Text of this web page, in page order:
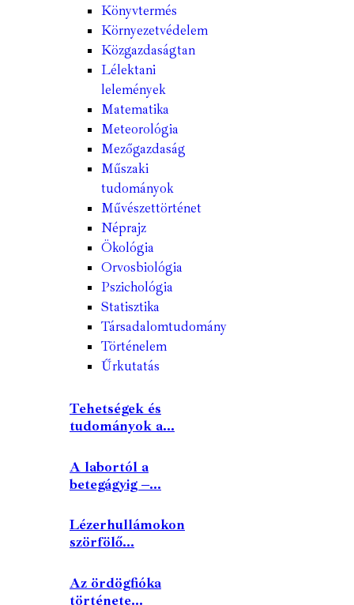
Könyvtermés
Környezetvédelem
Közgazdaságtan
Lélektani
lelemények
Matematika
Meteorológia
Mezőgazdaság
Műszaki
tudományok
Művészettörténet
Néprajz
Ökológia
Orvosbiológia
Pszichológia
Statisztika
Társadalomtudomány
Történelem
Űrkutatás
Tehetségek és
tudományok a...
A labortól a
betegágyig –...
Lézerhullámokon
szörfölő...
Az ördögfióka
története...